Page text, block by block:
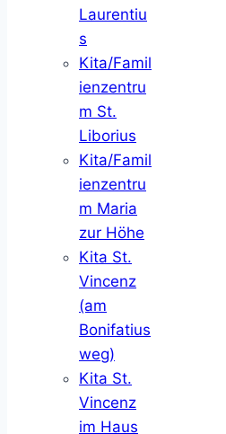
Laurentiu
s
Kita/Famil
ienzentru
m St.
Liborius
Kita/Famil
ienzentru
m Maria
zur Höhe
Kita St.
Vincenz
(am
Bonifatius
weg)
Kita St.
Vincenz
im Haus